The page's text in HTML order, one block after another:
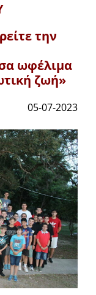
την
ωφέλιμα
ζωή»
05-07-2023